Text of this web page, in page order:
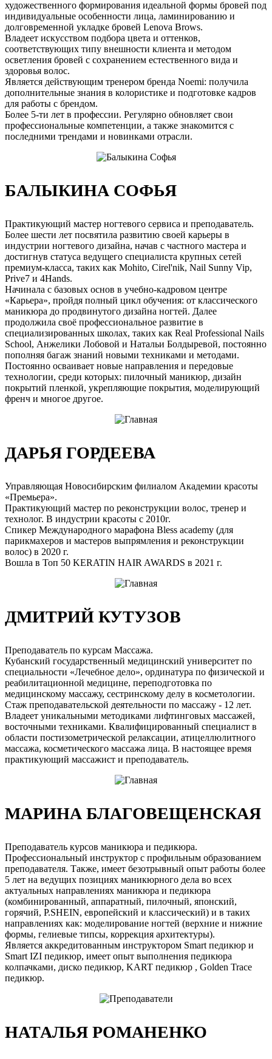
художественного формирования идеальной формы бровей под
индивидуальные особенности лица, ламинированию и
долговременной укладке бровей Lenova Brows.
Владеет искусством подбора цвета и оттенков,
соответствующих типу внешности клиента и методом
осветления бровей с сохранением естественного вида и
здоровья волос.
Является действующим тренером бренда Noemi: получила
дополнительные знания в колористике и подготовке кадров
для работы с брендом.
Более 5-ти лет в профессии. Регулярно обновляет свои
профессиональные компетенции, а также знакомится с
последними трендами и новинками отрасли.
БАЛЫКИНА СОФЬЯ
Практикующий мастер ногтевого сервиса и преподаватель.
Более шести лет посвятила развитию своей карьеры в
индустрии ногтевого дизайна, начав с частного мастера и
достигнув статуса ведущего специалиста крупных сетей
премиум-класса, таких как Mohito, Cirel'nik, Nail Sunny Vip,
Prive7 и 4Hands.
Начинала с базовых основ в учебно-кадровом центре
«Карьера», пройдя полный цикл обучения: от классического
маникюра до продвинутого дизайна ногтей. Далее
продолжила своё профессиональное развитие в
специализированных школах, таких как Real Professional Nails
School, Анжелики Лобовой и Натальи Болдыревой, постоянно
пополняя багаж знаний новыми техниками и методами.
Постоянно осваивает новые направления и передовые
технологии, среди которых: пилочный маникюр, дизайн
покрытий пленкой, укрепляющие покрытия, моделирующий
френч и многое другое.
ДАРЬЯ ГОРДЕЕВА
Управляющая Новосибирским филиалом Академии красоты
«Премьера».
Практикующий мастер по реконструкции волос, тренер и
технолог. В индустрии красоты с 2010г.
Спикер Международного марафона Bless academy (для
парикмахеров и мастеров выпрямления и реконструкции
волос) в 2020 г.
Вошла в Топ 50 KERATIN HAIR AWARDS в 2021 г.
ДМИТРИЙ КУТУЗОВ
Преподаватель по курсам Массажа.
Кубанский государственный медицинский университет по
специальности «Лечебное дело», ординатура по физической и
реабилитационной медицине, переподготовка по
медицинскому массажу, сестринскому делу в косметологии.
Стаж преподавательской деятельности по массажу - 12 лет.
Владеет уникальными методиками лифтинговых массажей,
восточными техниками. Квалифицированный специалист в
области постизометрической релаксации, атицеллюлитного
массажа, косметического массажа лица. В настоящее время
практикующий массажист и преподаватель.
МАРИНА БЛАГОВЕЩЕНСКАЯ
Преподаватель курсов маникюра и педикюра.
Профессиональный инструктор с профильным образованием
преподавателя. Также, имеет безотрывный опыт работы более
5 лет на ведущих позициях маникюрного дела во всех
актуальных направлениях маникюра и педикюра
(комбинированный, аппаратный, пилочный, японский,
горячий, P.SHEIN, европейский и классический) и в таких
направлениях как: моделирование ногтей (верхние и нижние
формы, гелиевые типсы, коррекция архитектуры).
Является аккредитованным инструктором Smart педикюр и
Smart IZI педикюр, имеет опыт выполнения педикюра
колпачками, диско педикюр, KART педикюр , Golden Trace
педикюр.
НАТАЛЬЯ РОМАНЕНКО